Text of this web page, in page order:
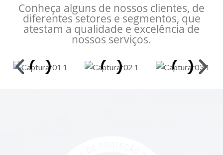
Conheça alguns de nossos clientes, de
diferentes setores e segmentos, que
atestam a qualidade e excelência de
nossos serviços.